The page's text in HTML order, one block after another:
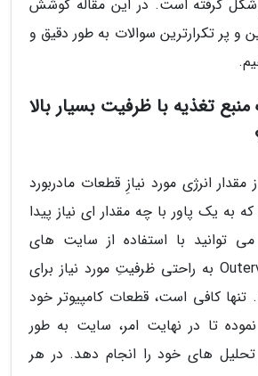
گرفته است. در این مقاله کوشش
و پر تکرارترین سوالات به طور دقیق و
تغذیه با ظرفیت بسیار بالا
انرژی مورد نیازِ قطعات مادربورد
به یک پاور با چه مقدار ای نیاز پیدا
توانید با استفاده از سایت های
مختلف نظیر Outervision به راحتی ظرفیتِ مورد نیاز برای
تنها کافی است، قطعات کامپیوتر خود
تا در نهایت امر، سایت به طور
تحلیل های خود را انجام دهد. در هر